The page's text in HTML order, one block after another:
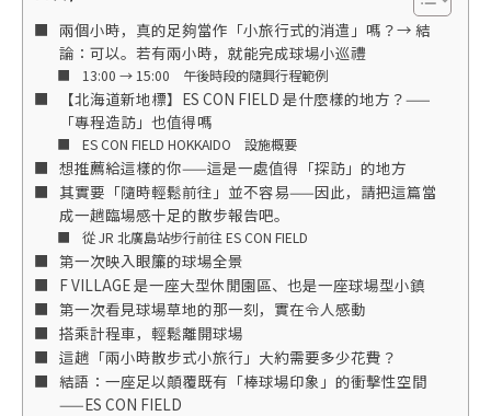
兩個小時，真的足夠當作「小旅行式的消遣」嗎？→ 結
論：可以。若有兩小時，就能完成球場小巡禮
13:00 → 15:00 午後時段的隨興行程範例
【北海道新地標】ES CON FIELD 是什麼樣的地方？——
「專程造訪」也值得嗎
ES CON FIELD HOKKAIDO 設施概要
想推薦給這樣的你——這是一處值得「探訪」的地方
其實要「隨時輕鬆前往」並不容易——因此，請把這篇當
成一趟臨場感十足的散步報告吧。
從 JR 北廣島站步行前往 ES CON FIELD
第一次映入眼簾的球場全景
F VILLAGE 是一座大型休閒園區、也是一座球場型小鎮
第一次看見球場草地的那一刻，實在令人感動
搭乘計程車，輕鬆離開球場
這趟「兩小時散步式小旅行」大約需要多少花費？
結語：一座足以顛覆既有「棒球場印象」的衝擊性空間
——ES CON FIELD